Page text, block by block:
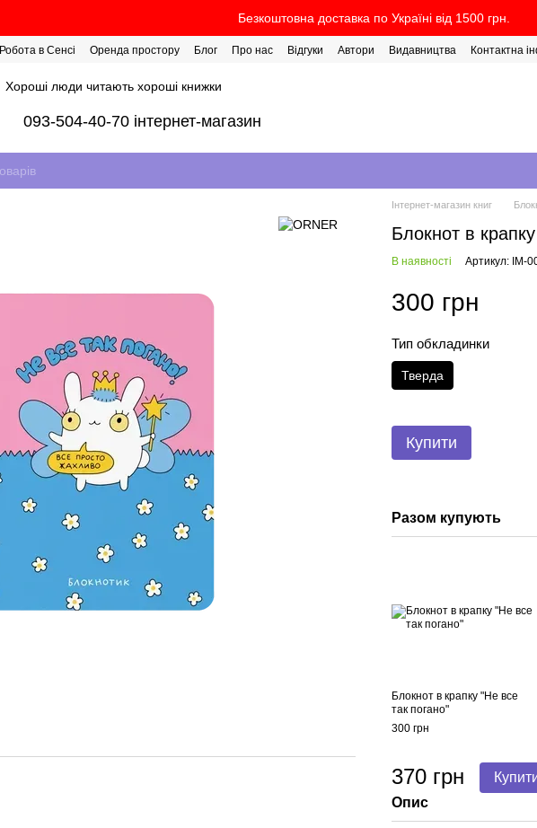
Безкоштовна доставка по Україні від 1500 грн.
Робота в Сенсі Оренда простору Блог Про нас Відгуки Автори Видавництва Контактна
Хороші люди читають хороші книжки
093-504-40-70 інтернет-магазин
Інтернет-магазин книг
Блокнот в
В наявності Артикул: IM-
300 грн
Тип обкладинки
Тверда
Купити
Разом купують
Блокнот в крапку "Не все
так погано"
300 грн
370 грн
Опис